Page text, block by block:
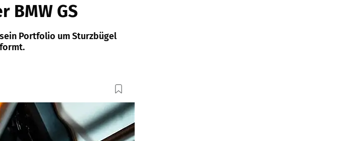
BMW GS
Portfolio um Sturzbügel